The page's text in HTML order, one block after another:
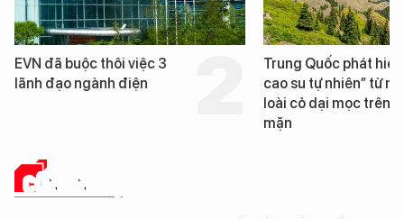
việc 3
điện
Trung Quốc phát hiện “mỏ
cao su tự nhiên” từ một
loài cỏ dại mọc trên đất
CÔNG NGHỆ